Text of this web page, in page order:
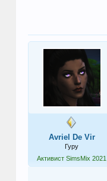
Avriel De Vir
Гуру
Активист SimsMix 2021